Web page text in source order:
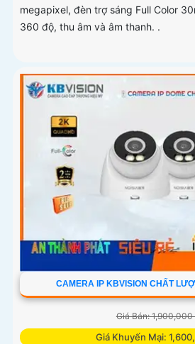
megapixel, đèn trợ sáng Full Color
360 độ, thu âm và âm thanh. .
CAMERA IP KBVISION CHẤT
Giá Bán: 1,900,000
Giá Khuyến Mại: